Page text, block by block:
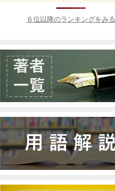
６位以降のランキングをみる